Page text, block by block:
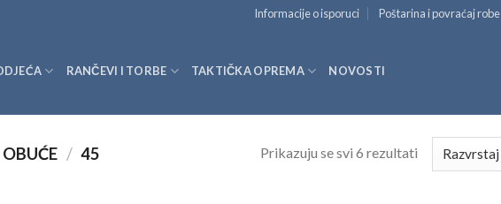
Informacije o isporuci Poštarina i povraćaj robe
RANČEVI I TORBE TAKTIČKA OPREMA NOVOSTI
/ 45 Prikazuju se svi 6 rezultati